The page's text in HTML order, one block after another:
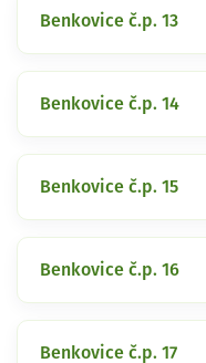
Benkovice č.p. 13
Benkovice č.p. 14
Benkovice č.p. 15
Benkovice č.p. 16
Benkovice č.p. 17